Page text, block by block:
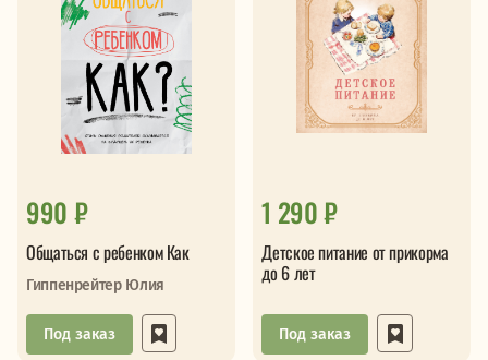
990 ₽
Общаться с ребенком Как
Гиппенрейтер Юлия
Под заказ
1 290 ₽
Детское питание от прикорма
до 6 лет
Под заказ